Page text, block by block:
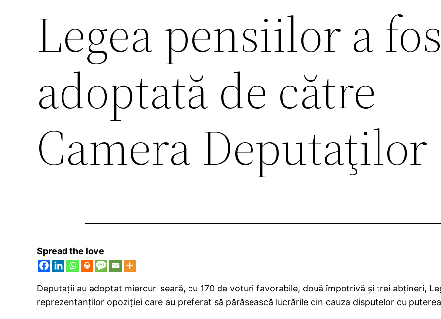
Legea pensiilor a
adoptată de către
Camera Deputaţilor
Spread the love
Deputaţii au adoptat miercuri seară, cu 170 de voturi favorabile, două împotrivă şi trei abţineri,
reprezentanţilor opoziţiei care au preferat să părăsească lucrările din cauza disputelor cu